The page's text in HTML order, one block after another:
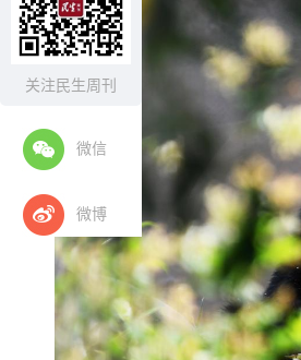
关注民生周刊
微信
微博